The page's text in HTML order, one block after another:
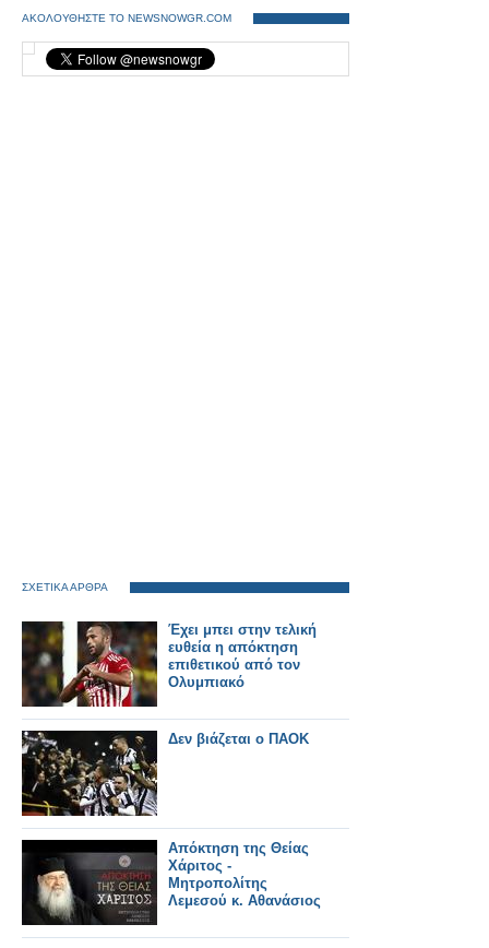
ΑΚΟΛΟΥΘΗΣΤΕ ΤΟ NEWSNOWGR.COM
ΣΧΕΤΙΚΑ ΑΡΘΡΑ
Έχει μπει στην τελική
ευθεία η απόκτηση
επιθετικού από τον
Ολυμπιακό
Δεν βιάζεται ο ΠΑΟΚ
Απόκτηση της Θείας
Χάριτος -
Μητροπολίτης
Λεμεσού κ. Αθανάσιος